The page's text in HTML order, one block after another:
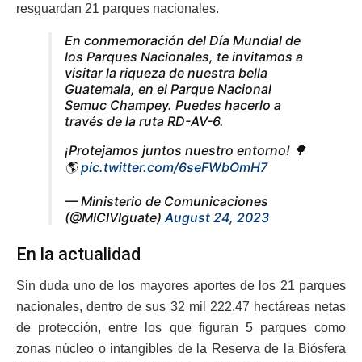
resguardan 21 parques nacionales.
En conmemoración del Día Mundial de
los Parques Nacionales, te invitamos a
visitar la riqueza de nuestra bella
Guatemala, en el Parque Nacional
Semuc Champey. Puedes hacerlo a
través de la ruta RD-AV-6.
¡Protejamos juntos nuestro entorno! 🌳
🌎pic.twitter.com/6seFWbOmH7
— Ministerio de Comunicaciones
(@MICIVIguate) August 24, 2023
En la actualidad
Sin duda uno de los mayores aportes de los 21 parques
nacionales, dentro de sus 32 mil 222.47 hectáreas netas
de protección, entre los que figuran 5 parques como
zonas núcleo o intangibles de la Reserva de la Biósfera